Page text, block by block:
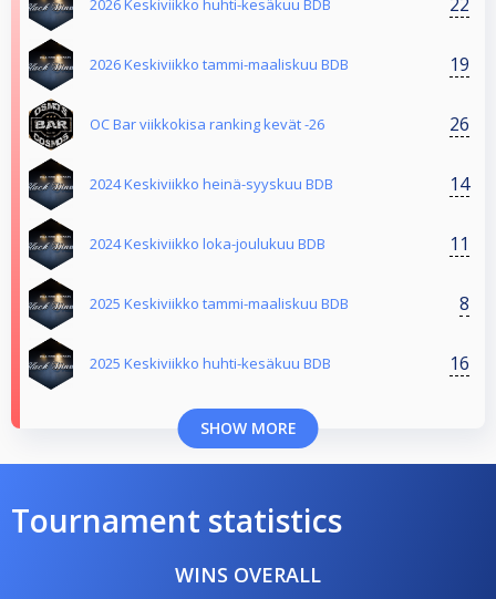
2026 Keskiviikko huhti-kesäkuu BDB
2026 Keskiviikko tammi-maaliskuu BDB 19
OC Bar viikkokisa ranking kevät -26 26
2024 Keskiviikko heinä-syyskuu BDB 14
2024 Keskiviikko loka-joulukuu BDB 11
2025 Keskiviikko tammi-maaliskuu BDB 8
2025 Keskiviikko huhti-kesäkuu BDB 16
SHOW MORE
Tournament statistics
WINS OVERALL